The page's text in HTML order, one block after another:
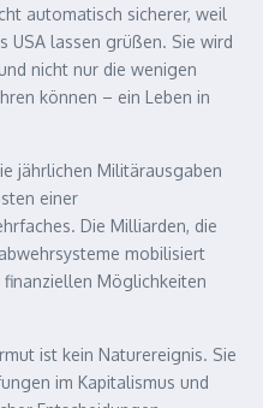
automatisch sicherer, weil
USA lassen grüßen. Sie wird
nicht nur die wenigen
können – ein Leben in
jährlichen Militärausgaben
einer
Die Milliarden, die
mobilisiert
Möglichkeiten
ist kein Naturereignis. Sie
im Kapitalismus und